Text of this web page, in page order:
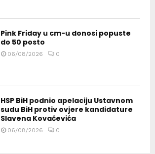
Pink Friday u cm-u donosi popuste
do 50 posto
06/08/2026 0
HSP BiH podnio apelaciju Ustavnom
sudu BiH protiv ovjere kandidature
Slavena Kovačevića
06/08/2026 0